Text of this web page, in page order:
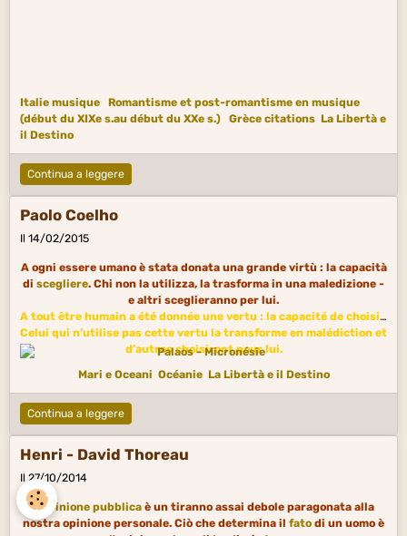
Italie musique
Romantisme et post-romantisme en musique
(début du XIXe s.au début du XXe s.)
Grèce citations La Libertà e
il Destino
Continua a leggere
Paolo Coelho
Il 14/02/2015
A ogni essere umano è stata donata una grande virtù : la capacità
di scegliere. Chi non la utilizza, la trasforma in una maledizione -
e altri sceglieranno per lui.
A tout être humain a été donnée une vertu : la capacité de choisir.
Celui qui n’utilise pas cette vertu la transforme en malédiction et
d’autres choisiront pour lui.
Mari e Oceani Océanie La Libertà e il Destino
Continua a leggere
Henri - David Thoreau
Il 27/10/2014
L'opinione pubblicaè un tiranno assai debole paragonata alla
nostra opinione personale. Ciò che determina il fato di un uomo è